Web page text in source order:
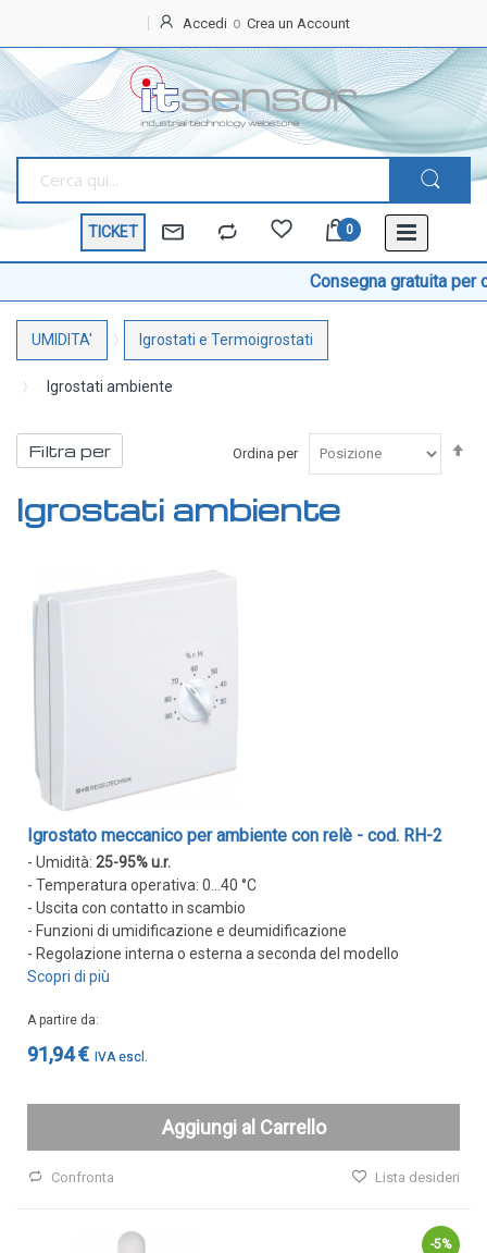
Accedi Crea un Account
TICKET
Consegna gratuita per ordini
UMIDITA' Igrostati e Termoigrostati
Igrostati ambiente
Igrostati ambiente
Ordina per
Igrostato meccanico per ambiente con relè - cod. RH-2
- Umidità: 25-95% u.r.
- Temperatura operativa: 0...40 °C
- Uscita con contatto in scambio
- Funzioni di umidificazione e deumidificazione
- Regolazione interna o esterna a seconda del modello
Scopri di più
A partire da
91,94 €
Aggiungi al Carrello
Lista desideri
Confronta
-5%
Filtra per
OFFERTE
SPECIALI
BEST
SELLER
TEMPERATURA
Sonde temperatura ambiente
Sonde temperatura a cavo
Sonde temperatura a contatto di superficie
Trasmettitori di temperatura
Trasmettitori per testa
Unità di controllo ambiente
Termostati e regolatori digitali
Termostati ambiente
Termostati da canale
Strumenti portatili
Termometri digitali
Sonde per termometri portatili
Sonde temperatura con asta/lancia
Accessori e Ricambi
Pozzetti termometrici
Colle, Grassi e Adesivi
Connettori e Cavi